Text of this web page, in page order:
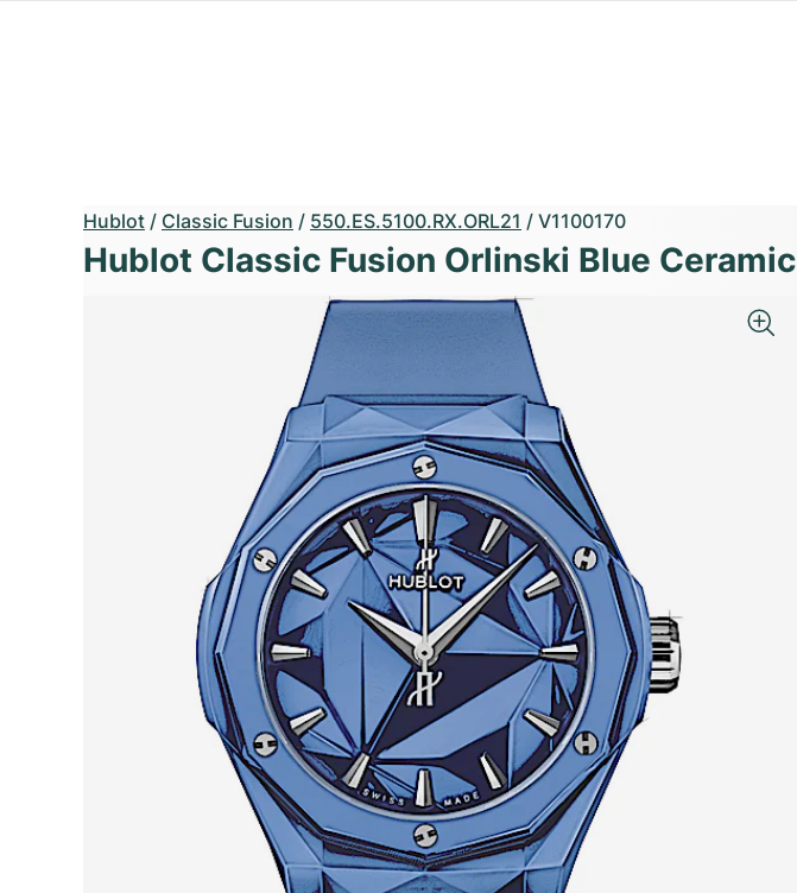
Hublot / Classic Fusion / 550.ES.5100.RX.ORL21 / V1100170
Hublot Classic Fusion Orlinski Blue Ceramic